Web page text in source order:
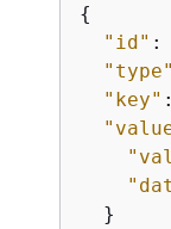
{
"id" :
"type"
"key"
  }